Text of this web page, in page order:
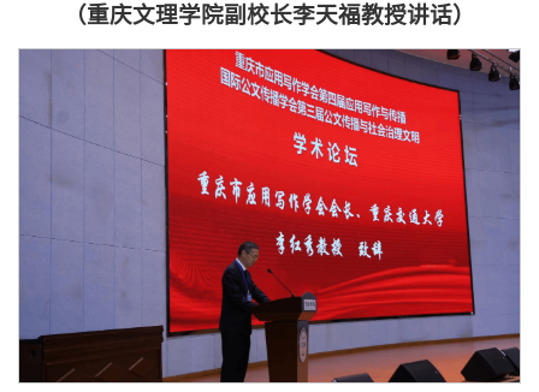
（重庆文理学院副校长李天福教授讲话）